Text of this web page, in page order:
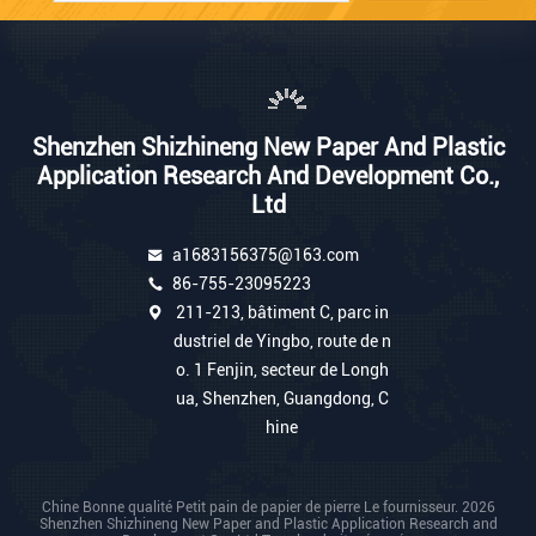
Shenzhen Shizhineng New Paper And Plastic
Application Research And Development Co.,
Ltd
a1683156375@163.com
86-755-23095223
211-213, bâtiment C, parc in
dustriel de Yingbo, route de n
o. 1 Fenjin, secteur de Longh
ua, Shenzhen, Guangdong, C
hine
Chine Bonne qualité Petit pain de papier de pierre Le fournisseur. 2026
Shenzhen Shizhineng New Paper and Plastic Application Research and